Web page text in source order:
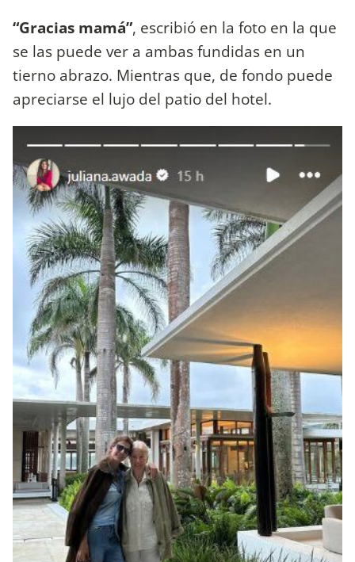
“Gracias mamá”, escribió en la foto en la que
se las puede ver a ambas fundidas en un
tierno abrazo. Mientras que, de fondo puede
apreciarse el lujo del patio del hotel.